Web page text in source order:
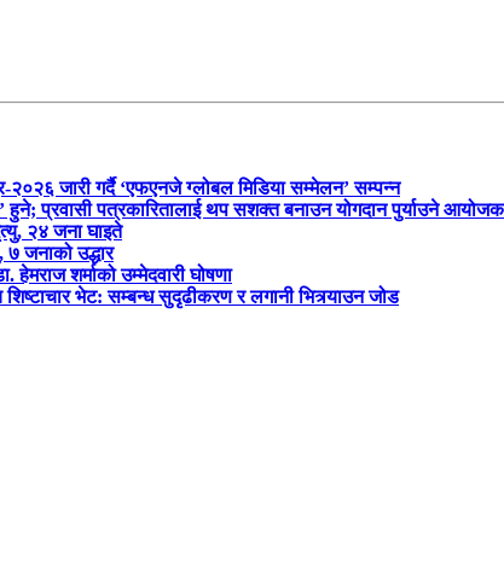
जारी गर्दै ‘एफएनजे ग्लोबल मिडिया सम्मेलन’ सम्पन्न
प्रवासी पत्रकारितालाई थप सशक्त बनाउन योगदान पुर्याउने
२४ जना घाइते
७ जनाको उद्धार
हेमराज शर्माको उम्मेदवारी घोषणा
शिष्टाचार भेट: सम्बन्ध सुदृढीकरण र लगानी भित्र्याउन जोड